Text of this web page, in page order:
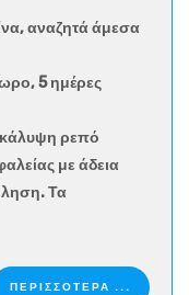
αναζητά άμεσα
5 ημέρες
ρεπό
με άδεια
Τα
ΠΕΡΙΣΣΟΤΕΡΑ ...